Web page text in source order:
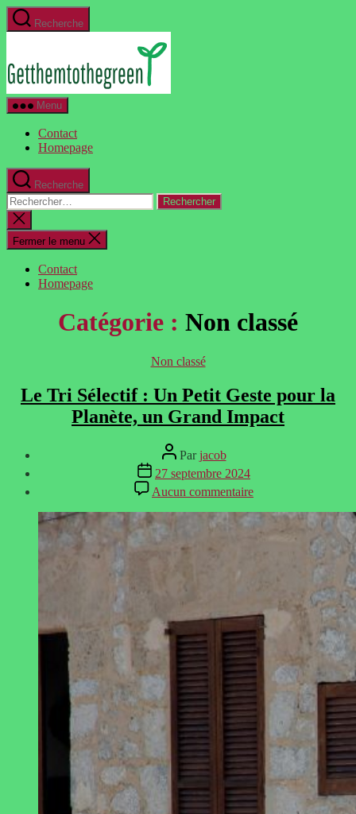
Aller
au
Recherche
Menu
Contact
Homepage
Recherche
Rechercher :
Fermer
la
recherche
Fermer le menu
Contact
Homepage
Catégorie : Non classé
Catégories
Non classé
Le Tri Sélectif : Un Petit Geste pour la
Planète, un Grand Impact
Auteur
de
l’article
Parjacob
Date
de
l’article
27 septembre 2024
Aucun commentaire
Le
Tri
Sélectif
la
Planète,
un
Grand
Impact